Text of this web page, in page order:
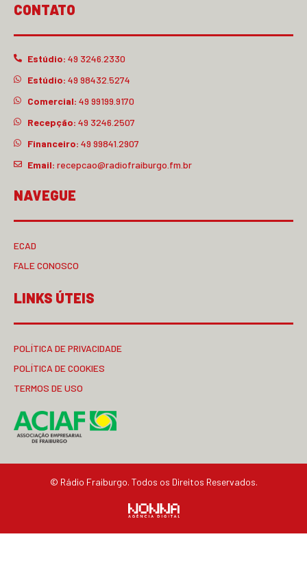
CONTATO
Estúdio: 49 3246.2330
Estúdio: 49 98432.5274
Comercial: 49 99199.9170
Recepção: 49 3246.2507
Financeiro: 49 99841.2907
Email: recepcao@radiofraiburgo.fm.br
NAVEGUE
ECAD
FALE CONOSCO
LINKS ÚTEIS
POLÍTICA DE PRIVACIDADE
POLÍTICA DE COOKIES
TERMOS DE USO
© Rádio Fraiburgo. Todos os Direitos Reservados.